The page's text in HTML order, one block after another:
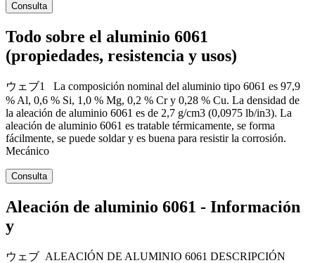
Consulta
Todo sobre el aluminio 6061
(propiedades, resistencia y usos)
ウェブ1 La composición nominal del aluminio tipo 6061 es 97,9
% Al, 0,6 % Si, 1,0 % Mg, 0,2 % Cr y 0,28 % Cu. La densidad de
la aleación de aluminio 6061 es de 2,7 g/cm3 (0,0975 lb/in3). La
aleación de aluminio 6061 es tratable térmicamente, se forma
fácilmente, se puede soldar y es buena para resistir la corrosión.
Mecánico
Consulta
Aleación de aluminio 6061 - Información
y
ウェブ ALEACIÓN DE ALUMINIO 6061 DESCRIPCIÓN